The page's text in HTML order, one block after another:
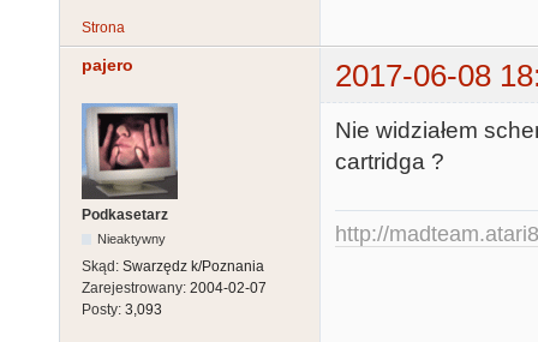
Strona
pajero 2017-06-08
Podkasetarz
Nieaktywny
Skąd: Swarzędz k/Poznania
Zarejestrowany: 2004-02-07
Posty: 3,093
Nie widziałem
cartridga ?
http://